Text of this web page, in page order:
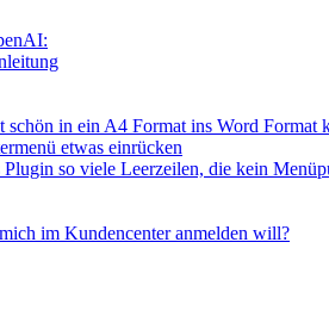
in ein A4 Format ins Word Format
etwas einrücken
so viele Leerzeilen, die kein
im Kundencenter anmelden will?